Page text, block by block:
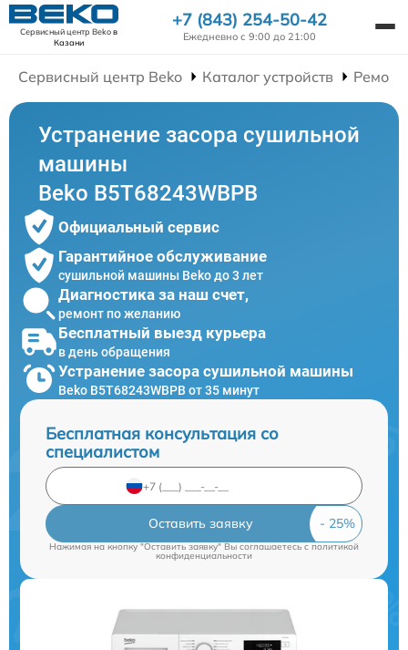
Сервисный центр Bekoв
Казани
+7 (843) 254-50-42
Ежедневно с 9:00 до 21:00
Сервисный центр Beko Каталог устройств
Устранение засора сушильной
машины
Beko B5T68243WBPB
Официальный сервис
Гарантийное обслуживание
сушильной машины Beko до 3 лет
Диагностика за наш счет,
ремонт по желанию
Бесплатный выезд курьера
в день обращения
Устранение засора сушильной машины
Beko B5T68243WBPB от 35 минут
Бесплатная консультация со
специалистом
Оставить заявку
Нажимая на кнопку "Оставить заявку" Вы соглашаетесь c политикой
конфиденциальности